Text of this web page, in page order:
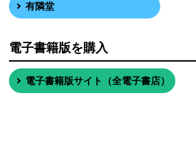
有隣堂
電子書籍版を購入
電子書籍版サイト（全電子書店）